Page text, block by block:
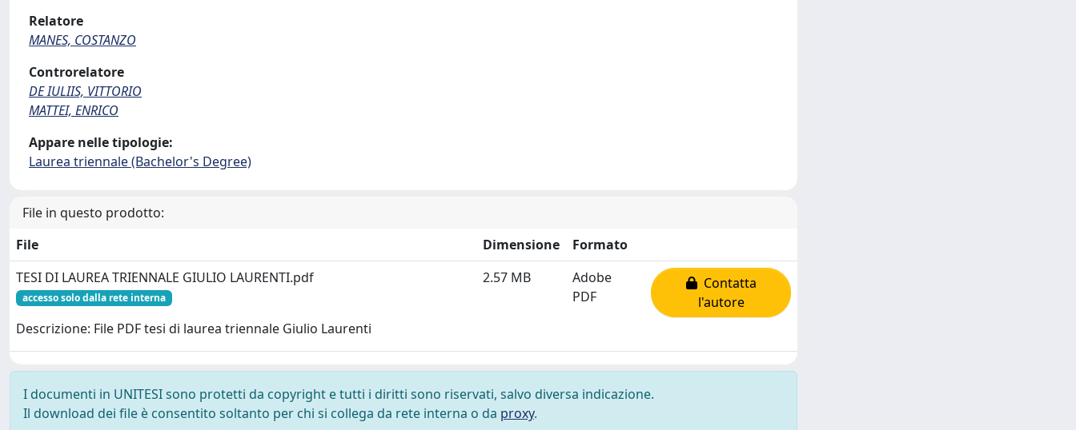
Relatore
MANES, COSTANZO
Controrelatore
DE IULIIS, VITTORIO
MATTEI, ENRICO
Appare nelle tipologie:
Laurea triennale (Bachelor's Degree)
File in questo prodotto:
File
Dimensione
Formato
TESI DI LAUREA TRIENNALE GIULIO LAURENTI.pdf
accesso solo dalla rete interna
Descrizione: File PDF tesi di laurea triennale Giulio Laurenti
2.57 MB
Adobe
PDF
Contatta
l'autore
I documenti in UNITESI sono protetti da copyright e tutti i diritti sono riservati, salvo diversa indicazione.
Il download dei file è consentito soltanto per chi si collega da rete interna o da proxy.